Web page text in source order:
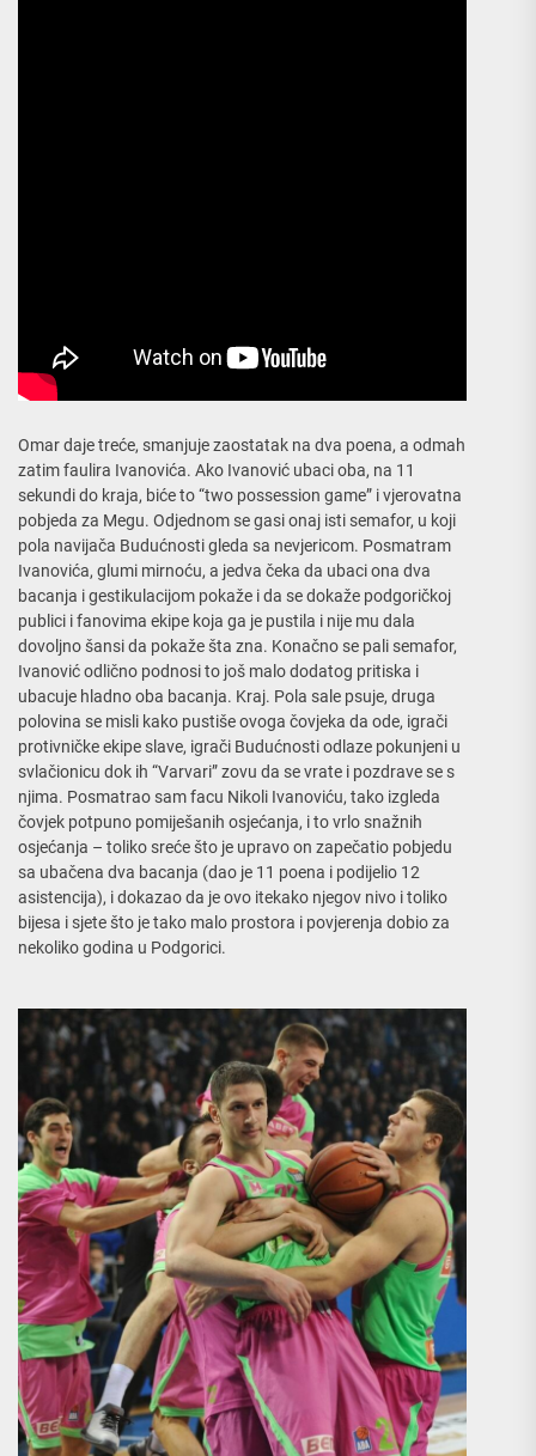
Omar daje treće, smanjuje zaostatak na dva poena, a odmah
zatim faulira Ivanovića. Ako Ivanović ubaci oba, na 11
sekundi do kraja, biće to “two possession game” i vjerovatna
pobjeda za Megu. Odjednom se gasi onaj isti semafor, u koji
pola navijača Budućnosti gleda sa nevjericom. Posmatram
Ivanovića, glumi mirnoću, a jedva čeka da ubaci ona dva
bacanja i gestikulacijom pokaže i da se dokaže podgoričkoj
publici i fanovima ekipe koja ga je pustila i nije mu dala
dovoljno šansi da pokaže šta zna. Konačno se pali semafor,
Ivanović odlično podnosi to još malo dodatog pritiska i
ubacuje hladno oba bacanja. Kraj. Pola sale psuje, druga
polovina se misli kako pustiše ovoga čovjeka da ode, igrači
protivničke ekipe slave, igrači Budućnosti odlaze pokunjeni u
svlačionicu dok ih “Varvari” zovu da se vrate i pozdrave se s
njima. Posmatrao sam facu Nikoli Ivanoviću, tako izgleda
čovjek potpuno pomiješanih osjećanja, i to vrlo snažnih
osjećanja – toliko sreće što je upravo on zapečatio pobjedu
sa ubačena dva bacanja (dao je 11 poena i podijelio 12
asistencija), i dokazao da je ovo itekako njegov nivo i toliko
bijesa i sjete što je tako malo prostora i povjerenja dobio za
nekoliko godina u Podgorici.